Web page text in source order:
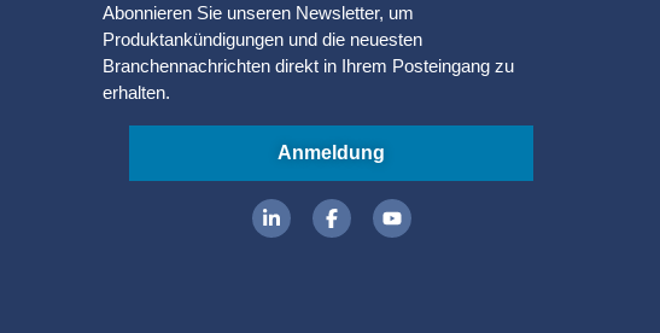
Abonnieren Sie unseren Newsletter, um
Produktankündigungen und die neuesten
Branchennachrichten direkt in Ihrem Posteingang zu
erhalten.
Anmeldung